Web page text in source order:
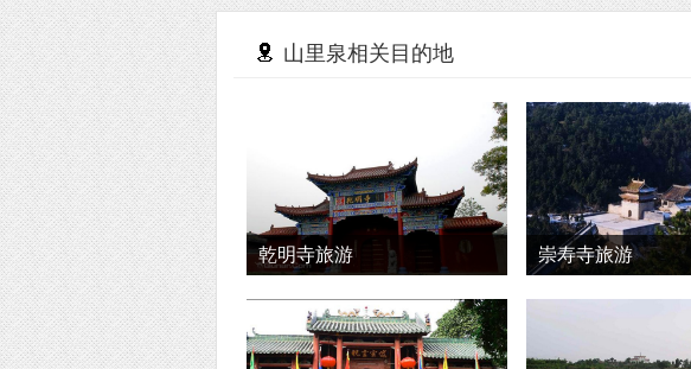
山里泉相关目的地
乾明寺旅游 崇寿寺旅游